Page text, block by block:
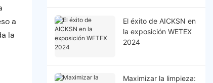
a
la
El éxito de AICKSN en
la exposición WETEX
2024
Maximizar la limpieza: